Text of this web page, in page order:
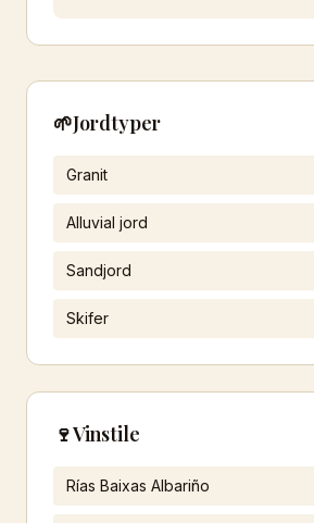
🌱Jordtyper
Granit
Alluvial jord
Sandjord
Skifer
🍷Vinstile
Rías Baixas Albariño